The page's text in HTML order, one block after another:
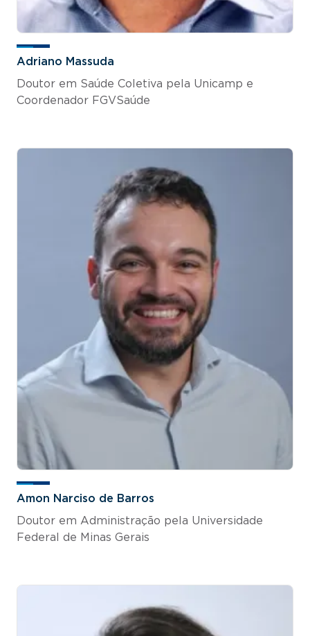
Adriano Massuda
Doutor em Saúde Coletiva pela Unicamp e
Coordenador FGVSaúde
Amon Narciso de Barros
Doutor em Administração pela Universidade
Federal de Minas Gerais